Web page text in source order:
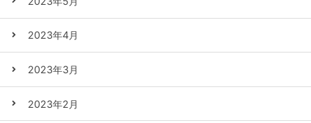
2023年4月
2023年3月
2023年2月